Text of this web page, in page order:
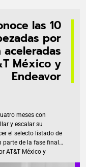
las 10
por
México y
Endeavor
meses con
y escalar su
el selecto listado de
parte de la fase final
AT&T México y
de aceleramiento